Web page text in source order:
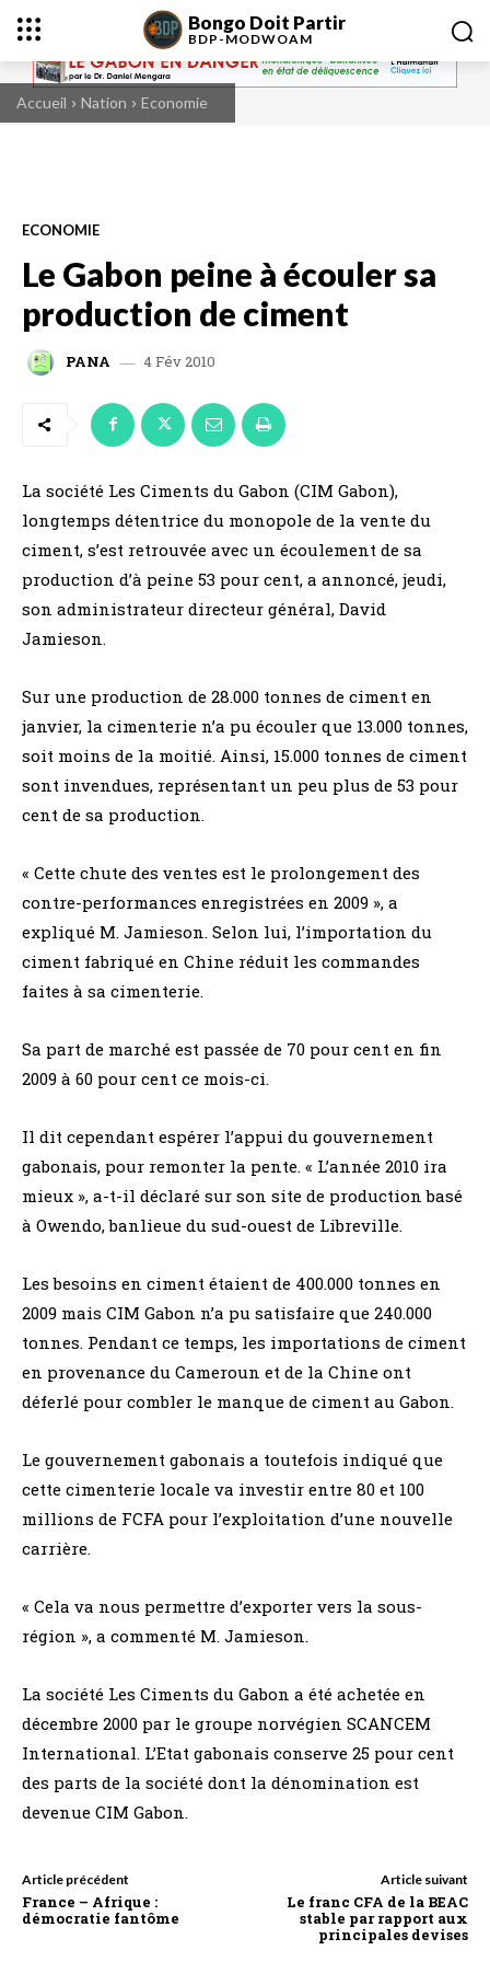
Bongo Doit Partir
BDP-MODWOAM
Accueil Nation Economie
ECONOMIE
Le Gabon peine à écouler sa
production de ciment
PANA 4 Fév 2010
La société Les Ciments du Gabon (CIM Gabon),
longtemps détentrice du monopole de la vente du
ciment, s’est retrouvée avec un écoulement de sa
production d’à peine 53 pour cent, a annoncé, jeudi,
son administrateur directeur général, David
Jamieson.
Sur une production de 28.000 tonnes de ciment en
janvier, la cimenterie n’a pu écouler que 13.000 tonnes,
soit moins de la moitié. Ainsi, 15.000 tonnes de ciment
sont invendues, représentant un peu plus de 53 pour
cent de sa production.
« Cette chute des ventes est le prolongement des
contre-performances enregistrées en 2009 », a
expliqué M. Jamieson. Selon lui, l’importation du
ciment fabriqué en Chine réduit les commandes
faites à sa cimenterie.
Sa part de marché est passée de 70 pour cent en fin
2009 à 60 pour cent ce mois-ci.
Il dit cependant espérer l’appui du gouvernement
gabonais, pour remonter la pente. « L’année 2010 ira
mieux », a-t-il déclaré sur son site de production basé
à Owendo, banlieue du sud-ouest de Libreville.
Les besoins en ciment étaient de 400.000 tonnes en
2009 mais CIM Gabon n’a pu satisfaire que 240.000
tonnes. Pendant ce temps, les importations de ciment
en provenance du Cameroun et de la Chine ont
déferlé pour combler le manque de ciment au Gabon.
Le gouvernement gabonais a toutefois indiqué que
cette cimenterie locale va investir entre 80 et 100
millions de FCFA pour l’exploitation d’une nouvelle
carrière.
« Cela va nous permettre d’exporter vers la sous-
région », a commenté M. Jamieson.
La société Les Ciments du Gabon a été achetée en
décembre 2000 par le groupe norvégien SCANCEM
International. L’Etat gabonais conserve 25 pour cent
des parts de la société dont la dénomination est
devenue CIM Gabon.
Article précédent
France – Afrique :
démocratie fantôme
Article suivant
Le franc CFA de la BEAC
stable par rapport aux
principales devises